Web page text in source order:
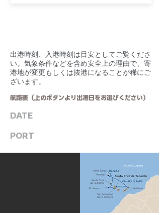
​出港時刻、入港時刻は目安としてご覧くださ
い。気象条件などを含め安全上の理由で、寄
港地が変更もしくは抜港になることが稀にご
ざいます。
航路表（上のボタンより出港日をお選びください）
DATE
PORT